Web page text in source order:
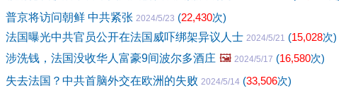
普京将访问朝鲜 中共紧张 2024/5/23 (22,430次)
法国曝光中共官员公开在法国威吓绑架异议人士 2024/5/21 (15,028次)
涉洗钱，法国没收华人富豪9间波尔多酒庄 🖼️ 2024/5/17 (16,580次)
失去法国？中共首脑外交在欧洲的失败 2024/5/14 (33,506次)